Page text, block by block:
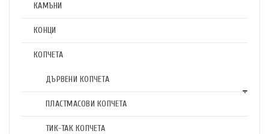
КАМЪНИ
КОНЦИ
КОПЧЕТА
ДЪРВЕНИ КОПЧЕТА
ПЛАСТМАСОВИ КОПЧЕТА
ТИК-ТАК КОПЧЕТА